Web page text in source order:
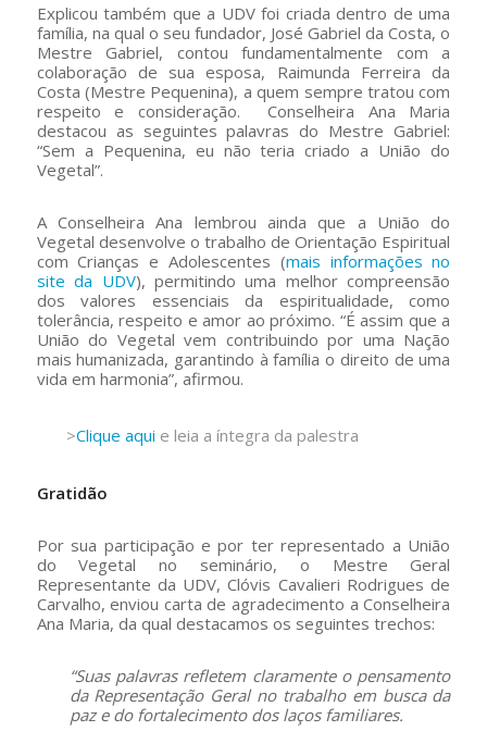
Explicou também que a UDV foi criada dentro de uma
família, na qual o seu fundador, José Gabriel da Costa, o
Mestre Gabriel, contou fundamentalmente com a
colaboração de sua esposa, Raimunda Ferreira da
Costa (Mestre Pequenina), a quem sempre tratou com
respeito e consideração. Conselheira Ana Maria
destacou as seguintes palavras do Mestre Gabriel:
“Sem a Pequenina, eu não teria criado a União do
Vegetal”.
A Conselheira Ana lembrou ainda que a União do
Vegetal desenvolve o trabalho de Orientação Espiritual
com Crianças e Adolescentes (mais informações no
site da UDV), permitindo uma melhor compreensão
dos valores essenciais da espiritualidade, como
tolerância, respeito e amor ao próximo. “É assim que a
União do Vegetal vem contribuindo por uma Nação
mais humanizada, garantindo à família o direito de uma
vida em harmonia”, afirmou.
>Clique aqui e leia a íntegra da palestra
Gratidão
Por sua participação e por ter representado a União
do Vegetal no seminário, o Mestre Geral
Representante da UDV, Clóvis Cavalieri Rodrigues de
Carvalho, enviou carta de agradecimento a Conselheira
Ana Maria, da qual destacamos os seguintes trechos:
“Suas palavras refletem claramente o pensamento
da Representação Geral no trabalho em busca da
paz e do fortalecimento dos laços familiares.